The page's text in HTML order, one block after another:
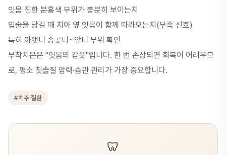
잇몸 진한 분홍색 부위가 충분히 보이는지
입술을 당길 때 치아 옆 잇몸이 함께 따라오는지(부족 신호)
특히 아랫니 송곳니~앞니 부위 확인
부착치은은 "잇몸의 갑옷"입니다. 한 번 손상되면 회복이 어려우므
로, 평소 칫솔질 압력·습관 관리가 가장 중요합니다.
#치주 질환
🦷